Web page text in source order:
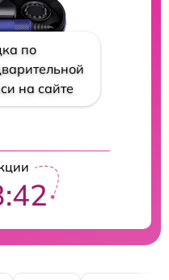
по
на сайте